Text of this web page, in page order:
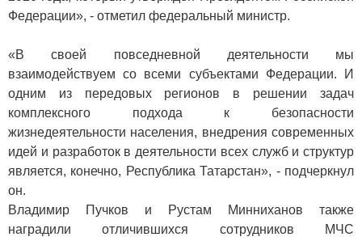
Федерации», - отметил федеральный министр.
«В своей повседневной деятельности мы
взаимодействуем со всеми субъектами Федерации. И
одним из передовых регионов в решении задач
комплексного подхода к безопасности
жизнедеятельности населения, внедрения современных
идей и разработок в деятельности всех служб и структур
является, конечно, Республика Татарстан», - подчеркнул
он.
Владимир Пучков и Рустам Минниханов также
наградили отличившихся сотрудников МЧС